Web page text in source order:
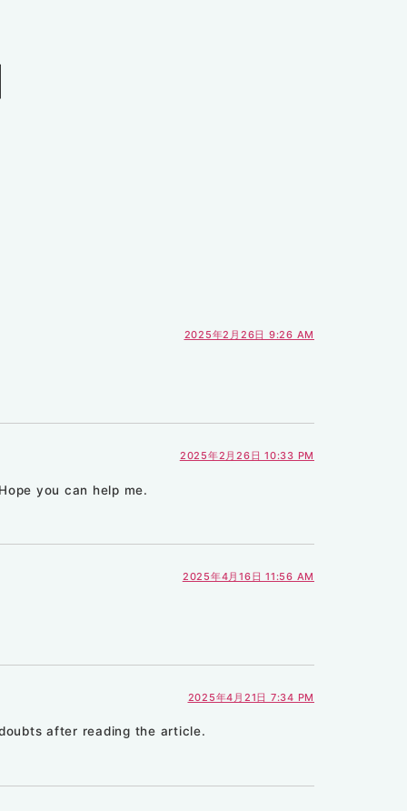
2025年2月26日 9:26 AM
2025年2月26日 10:33 PM
you can help me.
2025年4月16日 11:56 AM
2025年4月21日 7:34 PM
after reading the article.